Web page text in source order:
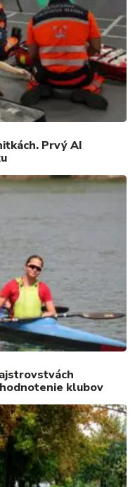
Prvý AI
klubov